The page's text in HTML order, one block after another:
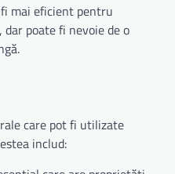
mai eficient pentru
poate fi nevoie de o
care pot fi utilizate
includ: